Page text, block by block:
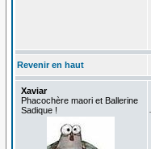
Revenir en haut
Xaviar
Phacochère maori et Ballerine
Sadique !